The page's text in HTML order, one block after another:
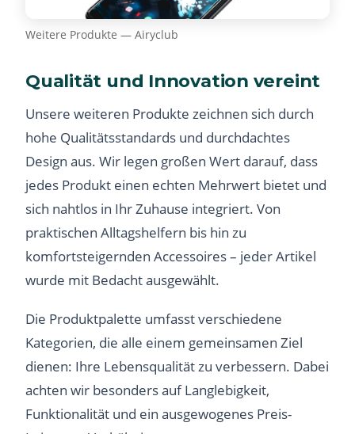
Weitere Produkte — Airyclub
Qualität und Innovation vereint
Unsere weiteren Produkte zeichnen sich durch
hohe Qualitätsstandards und durchdachtes
Design aus. Wir legen großen Wert darauf, dass
jedes Produkt einen echten Mehrwert bietet und
sich nahtlos in Ihr Zuhause integriert. Von
praktischen Alltagshelfern bis hin zu
komfortsteigernden Accessoires – jeder Artikel
wurde mit Bedacht ausgewählt.
Die Produktpalette umfasst verschiedene
Kategorien, die alle einem gemeinsamen Ziel
dienen: Ihre Lebensqualität zu verbessern. Dabei
achten wir besonders auf Langlebigkeit,
Funktionalität und ein ausgewogenes Preis-